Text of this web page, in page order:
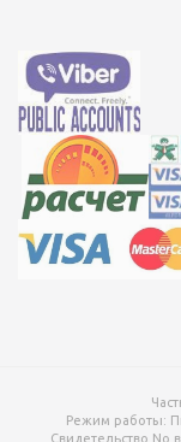
бадминтон
и городские,
Режим работы:
Свидетельство No